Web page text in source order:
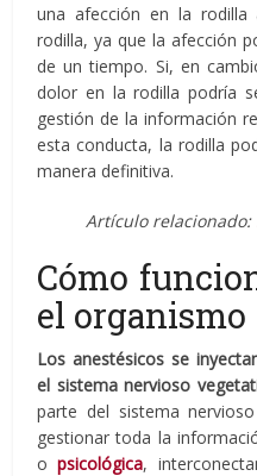
una afección en la rodilla
rodilla, ya que la afección
de un tiempo. Si, en
dolor en la rodilla podría
gestión de la información
esta conducta, la rodilla
manera definitiva.
Artículo relacionado:
Cómo
el organismo
Los anestésicos se
el sistema nervioso
parte del sistema
gestionar toda la
opsicológica,